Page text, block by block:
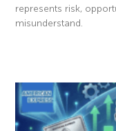
represents risk,
misunderstand.